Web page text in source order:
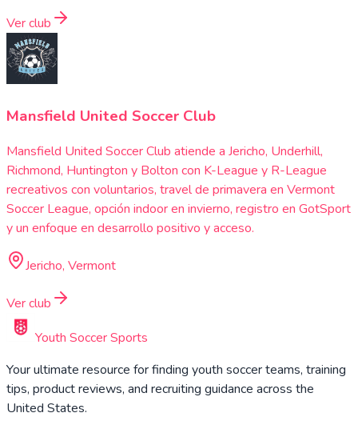
Ver club
Mansfield United Soccer Club
Mansfield United Soccer Club atiende a Jericho, Underhill,
Richmond, Huntington y Bolton con K-League y R-League
recreativos con voluntarios, travel de primavera en Vermont
Soccer League, opción indoor en invierno, registro en GotSport
y un enfoque en desarrollo positivo y acceso.
Jericho, Vermont
Ver club
Youth Soccer Sports
Your ultimate resource for finding youth soccer teams, training
tips, product reviews, and recruiting guidance across the
United States.